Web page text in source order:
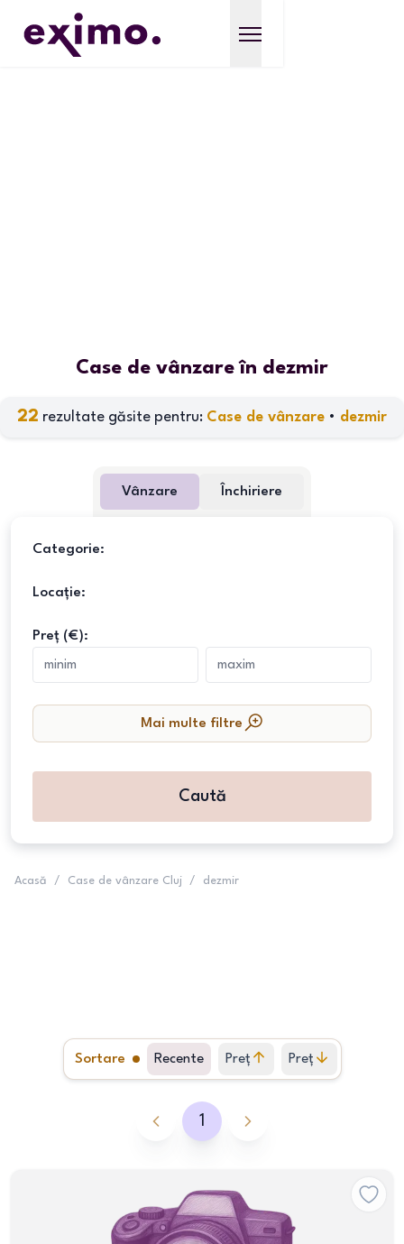
Case de vânzare în dezmir
22 rezultate găsite pentru: Case de vânzare • dezmir
Vânzare Închiriere
Categorie:
Locație:
Preț (€):
Mai multe filtre
Caută
Acasă / Case de vânzare Cluj / dezmir
Sortare Recente Preț
crescător
Preț
descrescător
1